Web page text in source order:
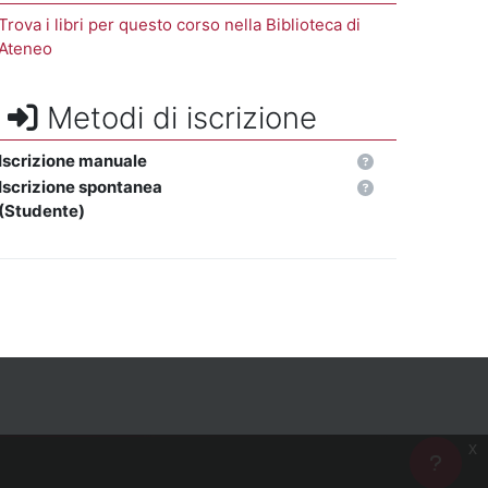
x
i libri per questo corso nella Biblioteca di
Metodi di iscrizione
Iscrizione manuale
Iscrizione spontanea
(Studente)